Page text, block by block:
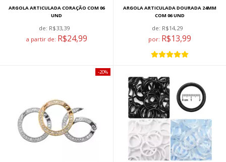
ARGOLA ARTICULADA CORAÇÃO COM 06
UND
de: R$33,39
a partir de: R$24,99
ARGOLA ARTICULADA DOURADA 24MM
COM 06 UND
de: R$14,29
por: R$13,99
20%